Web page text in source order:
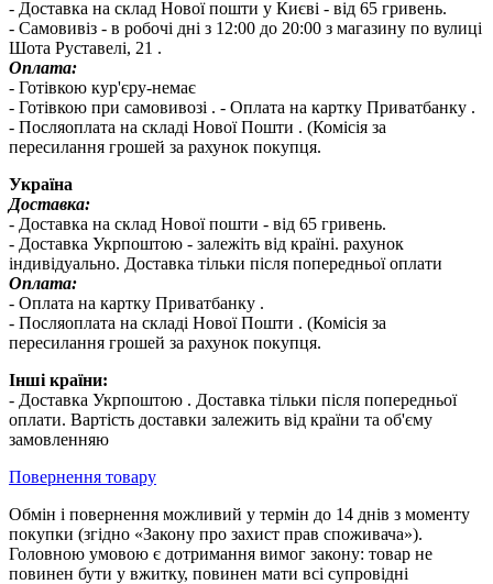
- Доставка на склад Нової пошти у Києві - від 65 гривень.
- Самовивіз - в робочі дні з 12:00 до 20:00 з магазину по вулиці
Шота Руставелі, 21 .
Оплата:
- Готівкою кур'єру-немає
- Готівкою при самовивозі . - Оплата на картку Приватбанку .
- Посляоплата на складі Нової Пошти . (Комісія за
пересилання грошей за рахунок покупця.
Україна
Доставка:
- Доставка на склад Нової пошти - від 65 гривень.
- Доставка Укрпоштою - залежіть від країні. рахунок
індивідуально. Доставка тільки після попередньої оплати
Оплата:
- Оплата на картку Приватбанку .
- Посляоплата на складі Нової Пошти . (Комісія за
пересилання грошей за рахунок покупця.
Інші країни:
- Доставка Укрпоштою . Доставка тільки після попередньої
оплати. Вартість доставки залежить від країни та об'єму
замовленняю
Повернення товару
Обмін і повернення можливий у термін до 14 днів з моменту
покупки (згідно «Закону про захист прав споживача»).
Головною умовою є дотримання вимог закону: товар не
повинен бути у вжитку, повинен мати всі супровідні